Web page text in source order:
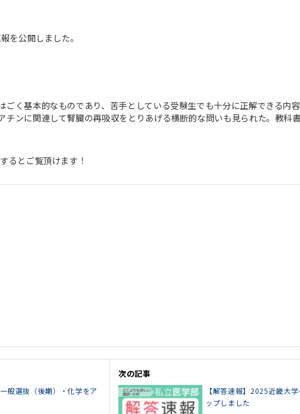
を公開しました。
基本的なものであり、苦手としている受験生でも十分に正解できる内容
ンに関連して腎臓の再吸収をとりあげる横断的な問いも見られた。教科
するとご覧頂けます！
般選抜（後期）・化学をア
次の記事
【解答速報】2025近畿大
ップしました